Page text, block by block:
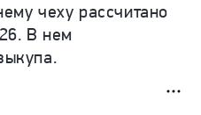
чеху рассчитано
В нем